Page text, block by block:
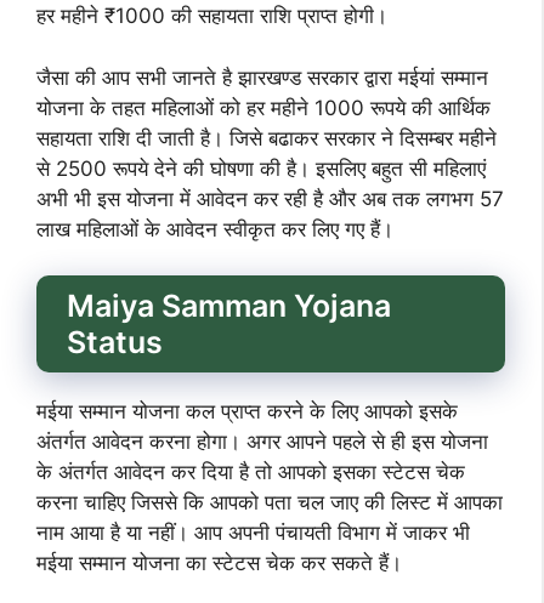
हर महीने ₹1000 की सहायता राशि प्राप्त होगी।
जैसा की आप सभी जानते है झारखण्ड सरकार द्वारा मईयां सम्मान
योजना के तहत महिलाओं को हर महीने 1000 रूपये की आर्थिक
सहायता राशि दी जाती है। जिसे बढाकर सरकार ने दिसम्बर महीने
से 2500 रूपये देने की घोषणा की है। इसलिए बहुत सी महिलाएं
अभी भी इस योजना में आवेदन कर रही है और अब तक लगभग 57
लाख महिलाओं के आवेदन स्वीकृत कर लिए गए हैं।
Maiya Samman Yojana
Status
मईया सम्मान योजना कल प्राप्त करने के लिए आपको इसके
अंतर्गत आवेदन करना होगा। अगर आपने पहले से ही इस योजना
के अंतर्गत आवेदन कर दिया है तो आपको इसका स्टेटस चेक
करना चाहिए जिससे कि आपको पता चल जाए की लिस्ट में आपका
नाम आया है या नहीं। आप अपनी पंचायती विभाग में जाकर भी
मईया सम्मान योजना का स्टेटस चेक कर सकते हैं।